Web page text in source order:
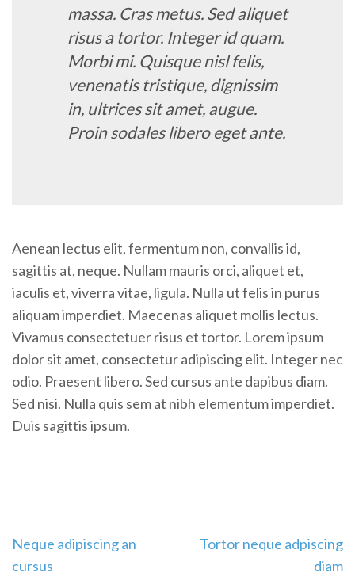
massa. Cras metus. Sed aliquet
risus a tortor. Integer id quam.
Morbi mi. Quisque nisl felis,
venenatis tristique, dignissim
in, ultrices sit amet, augue.
Proin sodales libero eget ante.
Aenean lectus elit, fermentum non, convallis id,
sagittis at, neque. Nullam mauris orci, aliquet et,
iaculis et, viverra vitae, ligula. Nulla ut felis in purus
aliquam imperdiet. Maecenas aliquet mollis lectus.
Vivamus consectetuer risus et tortor. Lorem ipsum
dolor sit amet, consectetur adipiscing elit. Integer nec
odio. Praesent libero. Sed cursus ante dapibus diam.
Sed nisi. Nulla quis sem at nibh elementum imperdiet.
Duis sagittis ipsum.
Post
navigation
Neque adipiscing an
cursus
Tortor neque adpiscing
diam